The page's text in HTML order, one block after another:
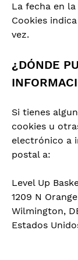
La fecha en
Cookies
vez.
¿DÓNDE
Si tienes
cookies u
electrónico a
postal a:
Level Up
1209 N
Wilmington,
Estados